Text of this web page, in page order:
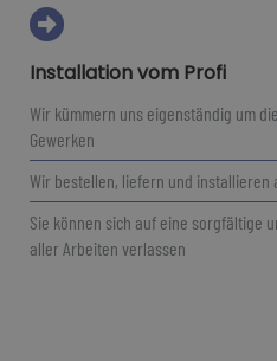
Installation vom Profi
Wir kümmern uns eigenständig um
Gewerken
Wir bestellen, liefern und installieren
Sie können sich auf eine sorgfältige
aller Arbeiten verlassen